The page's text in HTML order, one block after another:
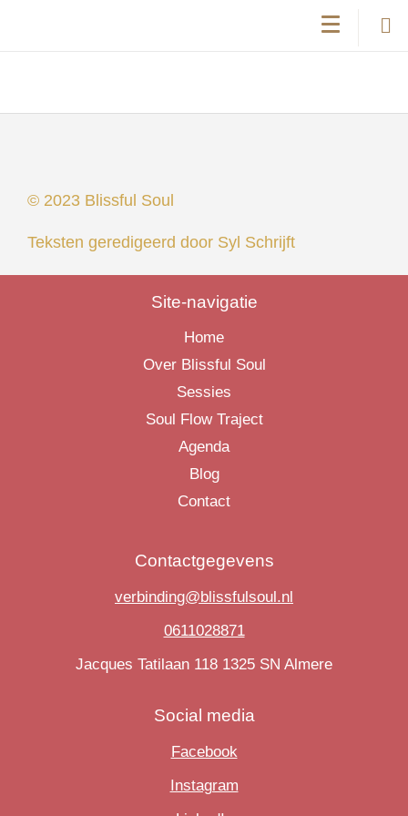
© 2023 Blissful Soul
Teksten geredigeerd door Syl Schrijft
Site-navigatie
Home
Over Blissful Soul
Sessies
Soul Flow Traject
Agenda
Blog
Contact
Contactgegevens
verbinding@blissfulsoul.nl
0611028871
Jacques Tatilaan 118 1325 SN Almere
Social media
Facebook
Instagram